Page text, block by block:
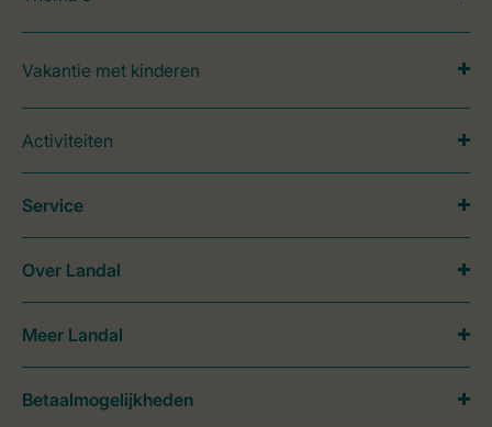
Vakantie met kinderen
Activiteiten
Service
Over Landal
Meer Landal
Betaalmogelijkheden